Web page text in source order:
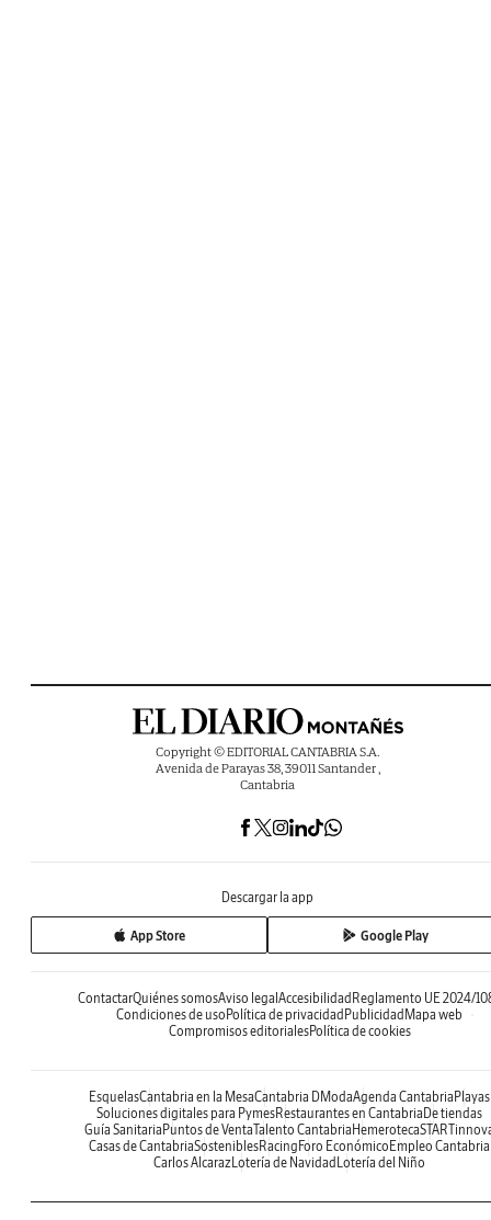
Copyright © EDITORIAL CANTABRIA S.A.
Avenida de Parayas 38, 39011 Santander ,
Cantabria
Descargar la app
App Store Google Play
ContactarQuiénes somosAviso legal Accesibilidad Reglamento UE 2024/
Condiciones de uso Política de privacidad Publicidad Mapa web
Compromisos editorialesPolítica de cookies
EsquelasCantabria en la MesaCantabria DModaAgenda Cantabria Playas
Soluciones digitales para PymesRestaurantes en Cantabria De tiendas
Guía Sanitaria Puntos de VentaTalento Cantabria Hemeroteca
Casas de CantabriaSosteniblesRacing Foro Económico Empleo Cantabria
Carlos AlcarazLotería de Navidad Lotería del Niño